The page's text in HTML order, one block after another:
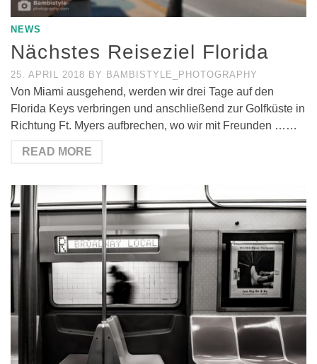
NEWS
Nächstes Reiseziel Florida
25. APRIL 2018 BY BAMBISTYLE_PHOTOGRAPHY
Von Miami ausgehend, werden wir drei Tage auf den
Florida Keys verbringen und anschließend zur Golfküste in
Richtung Ft. Myers aufbrechen, wo wir mit Freunden ……
READ MORE